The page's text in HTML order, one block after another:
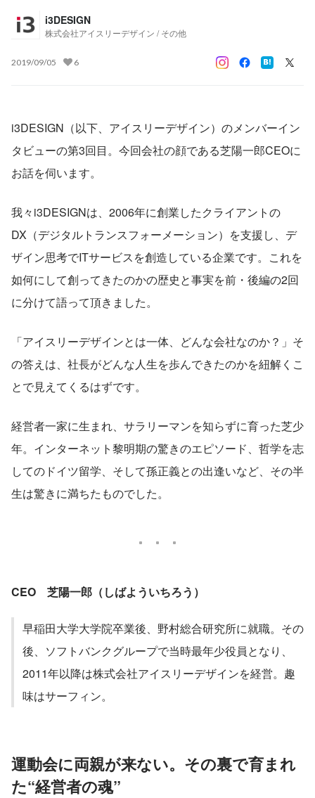
i3DESIGN
株式会社アイスリーデザイン / その他
2019/09/05 6
i3DESIGN（以下、アイスリーデザイン）のメンバーイン
タビューの第3回目。今回会社の顔である芝陽一郎CEOに
お話を伺います。
我々i3DESIGNは、2006年に創業したクライアントの
DX（デジタルトランスフォーメーション）を支援し、デ
ザイン思考でITサービスを創造している企業です。これを
如何にして創ってきたのかの歴史と事実を前・後編の2回
に分けて語って頂きました。
「アイスリーデザインとは一体、どんな会社なのか？」そ
の答えは、社長がどんな人生を歩んできたのかを紐解くこ
とで見えてくるはずです。
経営者一家に生まれ、サラリーマンを知らずに育った芝少
年。インターネット黎明期の驚きのエピソード、哲学を志
してのドイツ留学、そして孫正義との出逢いなど、その半
生は驚きに満ちたものでした。
CEO　芝陽一郎（しばよういちろう）
早稲田大学大学院卒業後、野村総合研究所に就職。その
後、ソフトバンクグループで当時最年少役員となり、
2011年以降は株式会社アイスリーデザインを経営。趣
味はサーフィン。
運動会に両親が来ない。その裏で育まれ
た“経営者の魂”